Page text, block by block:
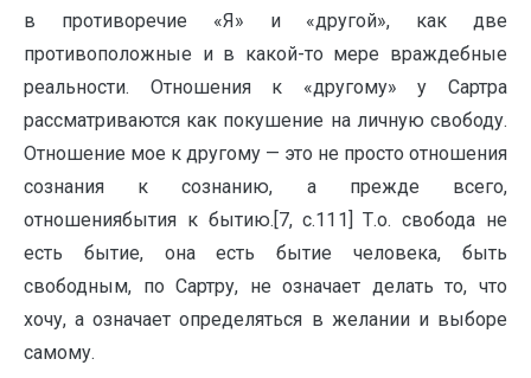
в противоречие «Я» и «другой», как две
противоположные и в какой-то мере враждебные
реальности. Отношения к «другому» у Сартра
рассматриваются как покушение на личную свободу.
Отношение мое к другому — это не просто отношения
сознания к сознанию, а прежде всего,
отношениябытия к бытию.[7, с.111] Т.о. свобода не
есть бытие, она есть бытие человека, быть
свободным, по Сартру, не означает делать то, что
хочу, а означает определяться в желании и выборе
самому.